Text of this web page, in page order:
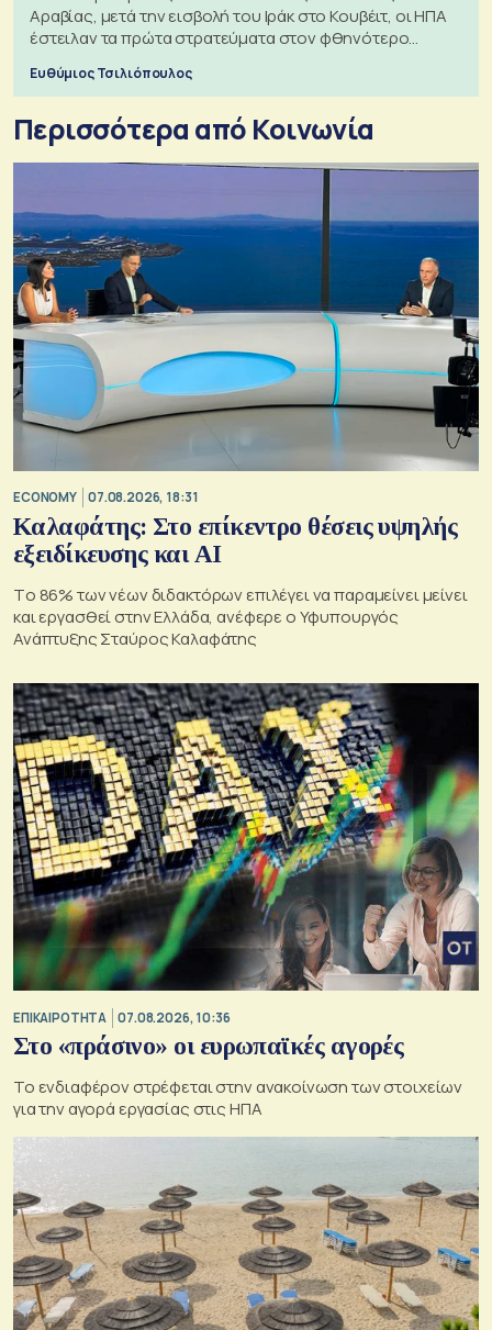
Αραβίας, μετά την εισβολή του Ιράκ στο Κουβέιτ, οι ΗΠΑ
έστειλαν τα πρώτα στρατεύματα στον φθηνότερο
Ευθύμιος Τσιλιόπουλος
Περισσότερα από Κοινωνία
ECONOMY 07.08.2026, 18:31
Καλαφάτης: Στο επίκεντρο θέσεις υψηλής
εξειδίκευσης και AI
Tο 86% των νέων διδακτόρων επιλέγει να παραμείνει μείνει
και εργασθεί στην Ελλάδα, ανέφερε ο Υφυπουργός
Ανάπτυξης Σταύρος Καλαφάτης
ΕΠΙΚΑΙΡΟΤΗΤΑ 07.08.2026, 10:36
Στο «πράσινο» οι ευρωπαϊκές αγορές
Το ενδιαφέρον στρέφεται στην ανακοίνωση των στοιχείων
για την αγορά εργασίας στις ΗΠΑ